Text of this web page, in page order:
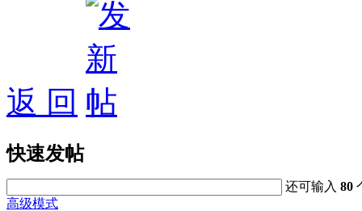
返 回
快速发帖
还可输入80
高级模式